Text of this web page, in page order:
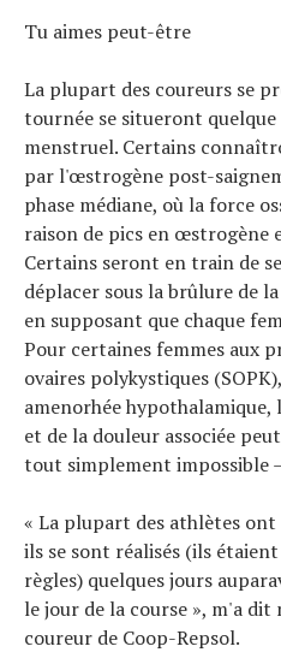
Tu aimes peut-être
La plupart des coureurs se
tournée se situeront
menstruel. Certains
par l'œstrogène post-
phase médiane, où la force
raison de pics en œstrogène
Certains seront en train de
déplacer sous la brûlure de
en supposant que chaque
Pour certaines femmes aux
ovaires polykystiques
amenorhée hypothalamique,
et de la douleur associée
tout simplement impossible
« La plupart des athlètes
ils se sont réalisés (ils
règles) quelques jours
le jour de la course », m'a dit
coureur de Coop-Repsol.